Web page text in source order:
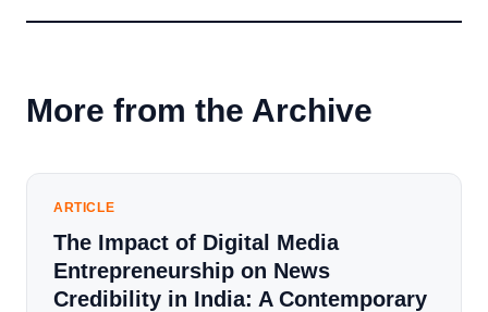
More from the Archive
ARTICLE
The Impact of Digital Media
Entrepreneurship on News
Credibility in India: A Contemporary